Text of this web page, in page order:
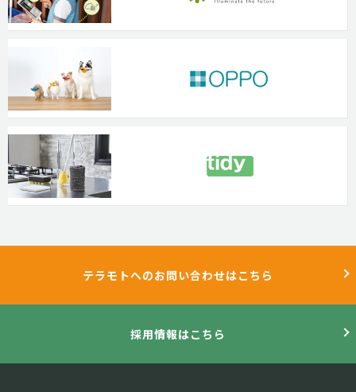
テラモトへのお問い合わせはこちら
採用情報はこちら